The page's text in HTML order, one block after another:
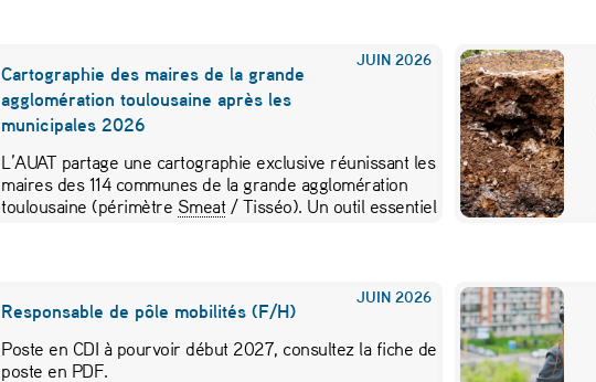
JUIN 2026
Cartographie des maires de la grande
agglomération toulousaine après les
municipales 2026
L’AUAT partage une cartographie exclusive réunissant les
maires des 114 communes de la grande agglomération
toulousaine (périmètre Smeat/ Tisséo). Un outil essentiel
JUIN 2026
Responsable de pôle mobilités (F/H)
Poste en CDI à pourvoir début 2027, consultez la fiche de
poste en PDF.